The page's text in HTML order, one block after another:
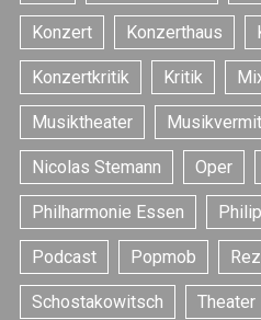
Konzert Konzerthaus
Konzertkritik Kritik
Musiktheater
Nicolas Stemann Oper
Philharmonie Essen
Podcast Popmob
Schostakowitsch Theater
S
e
a
r
c
h
f
o
r
: